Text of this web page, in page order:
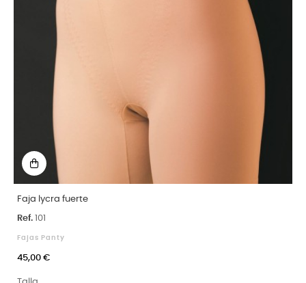
Faja lycra fuerte
Ref. 101
Fajas Panty
45,00 €